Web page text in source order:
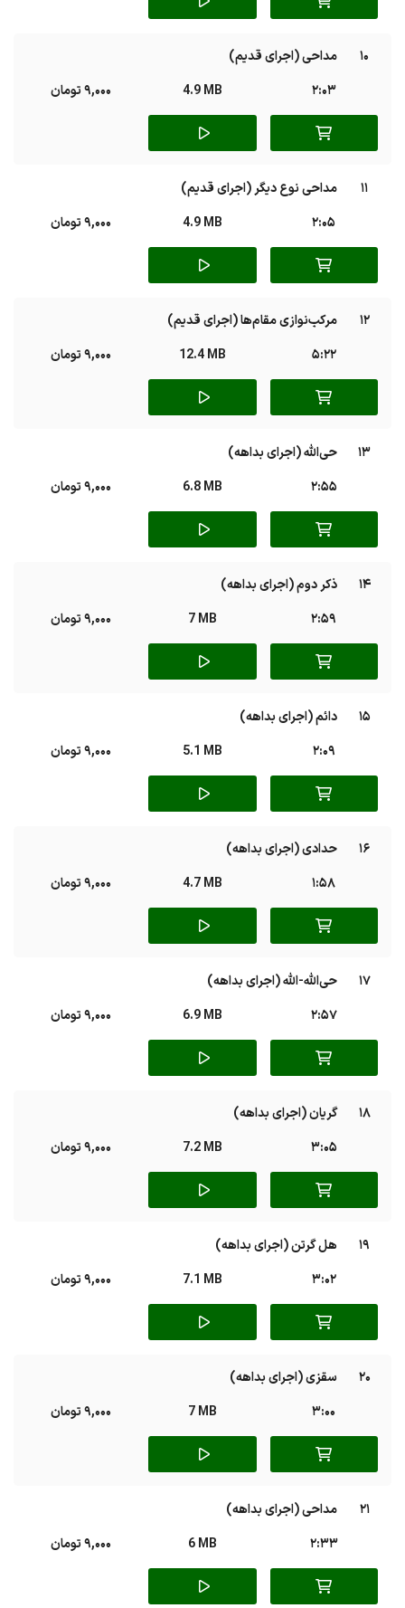
10
مداحی (اجرای قدیم)
2:03
4.9 MB 9,000 تومان
11
مداحی نوع دیگر (اجرای قدیم)
2:05
4.9 MB 9,000 تومان
12
مرکب‌نوازی مقام‌ها (اجرای قدیم)
5:22
12.4 MB 9,000 تومان
13
حی‌الله (اجرای بداهه)
2:55
6.8 MB 9,000 تومان
14
ذکر دوم (اجرای بداهه)
2:59
7 MB 9,000 تومان
15
دائم (اجرای بداهه)
2:09
5.1 MB 9,000 تومان
16
حدادی (اجرای بداهه)
1:58
4.7 MB 9,000 تومان
17
حی‌الله-الله (اجرای بداهه)
2:57
6.9 MB 9,000 تومان
18
گریان (اجرای بداهه)
3:05
7.2 MB 9,000 تومان
19
هل گرتن (اجرای بداهه)
3:02
7.1 MB 9,000 تومان
20
سقزی (اجرای بداهه)
3:00
7 MB 9,000 تومان
21
مداحی (اجرای بداهه)
2:33
6 MB 9,000 تومان